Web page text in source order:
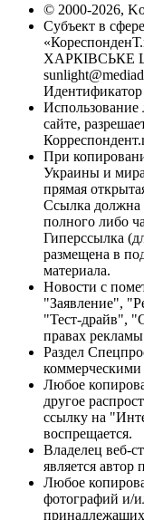
© 2000-2026,
Субъект в
ХАРКІВСЬКЕ
сайте,
При
Украины и
прямая
Ссылка должна
полного либо
Гиперссылка
размещена в
материала.
Новости с
"Заявление",
"Тест-драйв",
правах
Раздел
коммерческими
Любое
другое
ссылку на
воспрещается.
Владелец веб-
является автор
Любое
фотографий и/
принадлежащих